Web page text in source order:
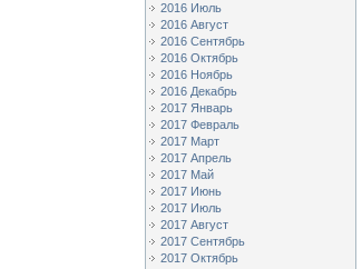
2016 Июль
2016 Август
2016 Сентябрь
2016 Октябрь
2016 Ноябрь
2016 Декабрь
2017 Январь
2017 Февраль
2017 Март
2017 Апрель
2017 Май
2017 Июнь
2017 Июль
2017 Август
2017 Сентябрь
2017 Октябрь